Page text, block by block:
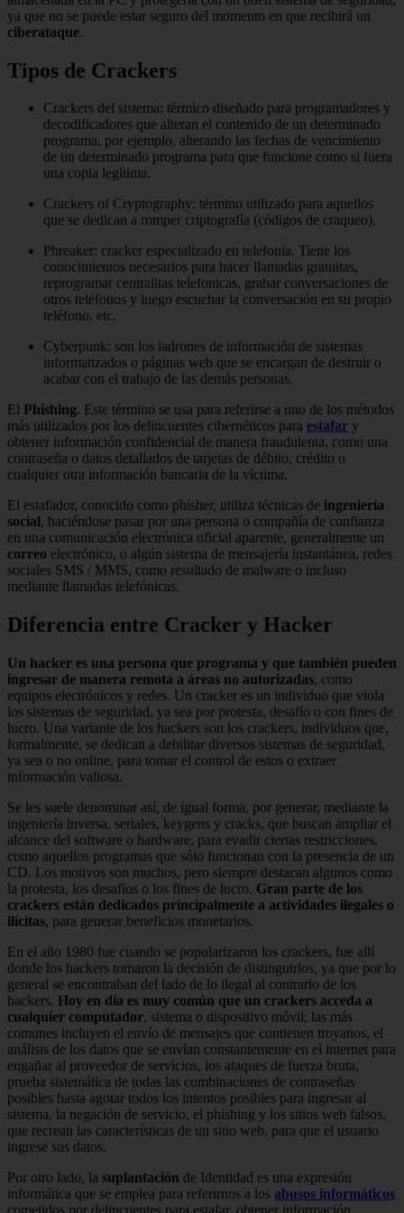
ya que no se puede estar seguro del momento en que recibirá un
ciberataque.
Tipos de Crackers
Crackers del sistema: térmico diseñado para programadores y
decodificadores que alteran el contenido de un determinado
programa, por ejemplo, alterando las fechas de vencimiento
de un determinado programa para que funcione como si fuera
una copia legítima.
Crackers of Cryptography: término utilizado para aquellos
que se dedican a romper criptografía (códigos de craqueo).
Phreaker: cracker especializado en telefonía. Tiene los
conocimientos necesarios para hacer llamadas gratuitas,
reprogramar centralitas telefonicas, grabar conversaciones de
otros teléfonos y luego escuchar la conversación en su propio
teléfono, etc.
Cyberpunk: son los ladrones de información de sistemas
informatizados o páginas web que se encargan de destruir o
acabar con el trabajo de las demás personas.
El Phishing. Este término se usa para referirse a uno de los métodos
más utilizados por los delincuentes cibernéticos para estafar y
obtener información confidencial de manera fraudulenta, como una
contraseña o datos detallados de tarjetas de débito, crédito o
cualquier otra información bancaria de la víctima.
El estafador, conocido como phisher, utiliza técnicas de ingeniería
social, haciéndose pasar por una persona o compañía de confianza
en una comunicación electrónica oficial aparente, generalmente un
correo electrónico, o algún sistema de mensajería instantánea, redes
sociales SMS / MMS, como resultado de malware o incluso
mediante llamadas telefónicas.
Diferencia entre Cracker y Hacker
Un hacker es una persona que programa y que también pueden
ingresar de manera remota a áreas no autorizadas, como
equipos electrónicos y redes. Un cracker es un individuo que viola
los sistemas de seguridad, ya sea por protesta, desafío o con fines de
lucro. Una variante de los hackers son los crackers, individuos que,
formalmente, se dedican a debilitar diversos sistemas de seguridad,
ya sea o no online, para tomar el control de estos o extraer
información valiosa.
Se les suele denominar así, de igual forma, por generar, mediante la
ingeniería inversa, seriales, keygens y cracks, que buscan ampliar el
alcance del software o hardware, para evadir ciertas restricciones,
como aquellos programas que sólo funcionan con la presencia de un
CD. Los motivos son muchos, pero siempre destacan algunos como
la protesta, los desafíos o los fines de lucro. Gran parte de los
crackers están dedicados principalmente a actividades ilegales o
ilícitas, para generar beneficios monetarios.
En el año 1980 fue cuando se popularizaron los crackers, fue allí
donde los hackers tomaron la decisión de distinguirlos, ya que por lo
general se encontraban del lado de lo ilegal al contrario de los
hackers. Hoy en dia es muy común que un crackers acceda a
cualquier computador, sistema o dispositivo móvil; las más
comunes incluyen el envío de mensajes que contienen troyanos, el
análisis de los datos que se envían constantemente en el internet para
engañar al proveedor de servicios, los ataques de fuerza bruta,
prueba sistemática de todas las combinaciones de contraseñas
posibles hasta agotar todos los intentos posibles para ingresar al
sistema, la negación de servicio, el phishing y los sitios web falsos,
que recrean las características de un sitio web, para que el usuario
ingrese sus datos.
Por otro lado, la suplantación de Identidad es una expresión
informática que se emplea para referirnos a los abusos informáticos